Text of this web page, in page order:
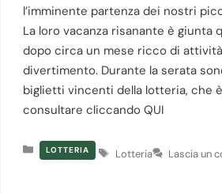
l’imminente partenza dei nostri
La loro vacanza risanante è giunta
dopo circa un mese ricco di
divertimento. Durante la serata
biglietti vincenti della lotteria, che
consultare cliccando QUI
Categorie
LOTTERIA Tag
Lotteria Lascia un